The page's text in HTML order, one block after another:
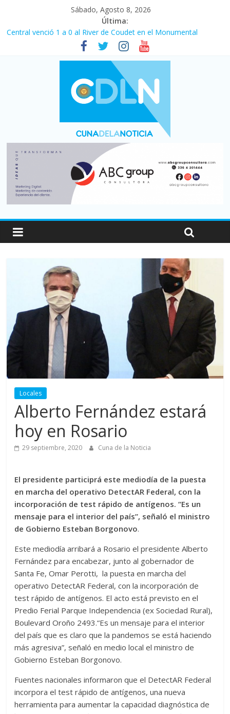
Sábado, Agosto 8, 2026
Última:
Central venció 1 a 0 al River de Coudet en el Monumental
La morosidad alcanzó su nivel más alto en dos décadas y ya
afecta a 400 mil deudores en Santa Fe
Desde que asumió Milei cerraron 41.000 kioscos: el sector
denuncia crisis como en 2001
Vacaciones de invierno con más movimiento y consumo
turístico: 4,6 millones de personas viajaron por el país, un 5,9%
Fuerte caída de la venta de autos usados en julio: bajó un 12,6%
Locales
Alberto Fernández estará
hoy en Rosario
29 septiembre, 2020 Cuna de la Noticia
El presidente participrá este mediodía de la puesta
en marcha del operativo DetectAR Federal, con la
incorporación de test rápido de antígenos. “Es un
mensaje para el interior del país”, señaló el ministro
de Gobierno Esteban Borgonovo.
Este mediodía arribará a Rosario el presidente Alberto
Fernández para encabezar, junto al gobernador de
Santa Fe, Omar Perotti, la puesta en marcha del
operativo DetectAR Federal, con la incorporación de
test rápido de antígenos. El acto está previsto en el
Predio Ferial Parque Independencia (ex Sociedad Rural),
Boulevard Oroño 2493.“Es un mensaje para el interior
del país que es claro que la pandemos se está haciendo
más agresiva”, señaló en medio local el ministro de
Gobierno Esteban Borgonovo.
Fuentes nacionales informaron que el DetectAR Federal
incorpora el test rápido de antígenos, una nueva
herramienta para aumentar la capacidad diagnóstica de